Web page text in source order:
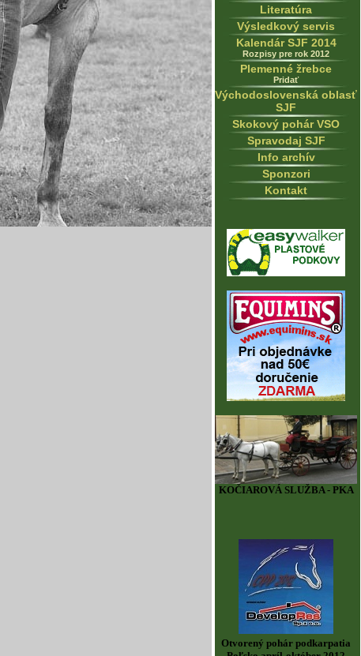
Literatúra
Výsledkový servis
Kalendár SJF 2014
Rozpisy pre rok 2012
Plemenné žrebce
Pridať
Východoslovenská oblasť
SJF
Skokový pohár VSO
Spravodaj SJF
Info archív
Sponzori
Kontakt
KOČIAROVÁ SLUŽBA - PKA
Otvorený pohár podkarpatia